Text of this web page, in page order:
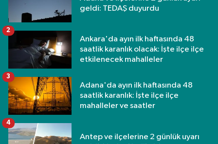
geldi: TEDAŞ duyurdu
Ankara'da ayın ilk haftasında 48
saatlik karanlık olacak: İşte ilçe ilçe
etkilenecek mahalleler
2
Adana'da ayın ilk haftasında 48
saatlik karanlık: İşte ilçe ilçe
mahalleler ve saatler
3
Antep ve ilçelerine 2 günlük uyarı
4